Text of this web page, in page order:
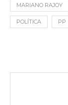
MARIANO RAJOY
POLÍTICA PP